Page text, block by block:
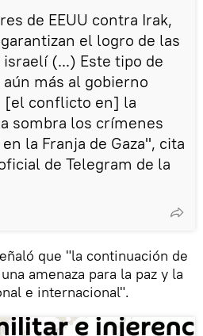
de EEUU contra Irak,
el logro de las
(...) Este tipo de
más al gobierno
[el conflicto en] la
sombra los crímenes
la Franja de Gaza", cita
de Telegram de la
que "la continuación de
amenaza para la paz y la
e internacional".